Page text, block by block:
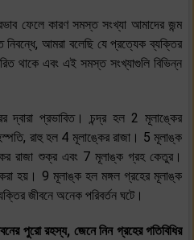
ফেলে কারণ সমস্ত সংখ্যা আমাদের জন্ম
নিবন্ধে, আমরা বলেছি যে প্রত্যেক ব্যক্তির
থাকে এবং এই সমস্ত সংখ্যাগুলি বিভিন্ন
দ্বারা প্রভাবিত। চন্দ্র হল 2 মূলাঙ্কের
রাহু হল 4 মূলাঙ্কের রাজা। 5 মূলাঙ্ক
রাজা শুক্র এবং 7 মূলাঙ্ক গ্রহ কেতুর।
হয়। 9 মূলাঙ্ক হল মঙ্গল গ্রহের মূলাঙ্ক
জীবনে অনেক পরিবর্তন ঘটে।
পুরো রহস্য, জেনে নিন গ্রহের গতিবিধির